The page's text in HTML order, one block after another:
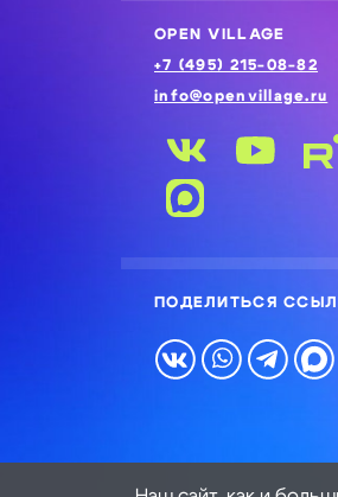
OPEN VILLAGE
+7 (495) 215-08-82
info@openvillage.ru
ПОДЕЛИТЬСЯ